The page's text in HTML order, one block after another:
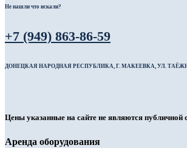
Не нашли что искали?
+7 (949) 863-86-59
ДОНЕЦКАЯ НАРОДНАЯ РЕСПУБЛИКА, Г. МАКЕЕВКА, УЛ.
Цены указанные на сайте не являются публичной
Аренда оборудования